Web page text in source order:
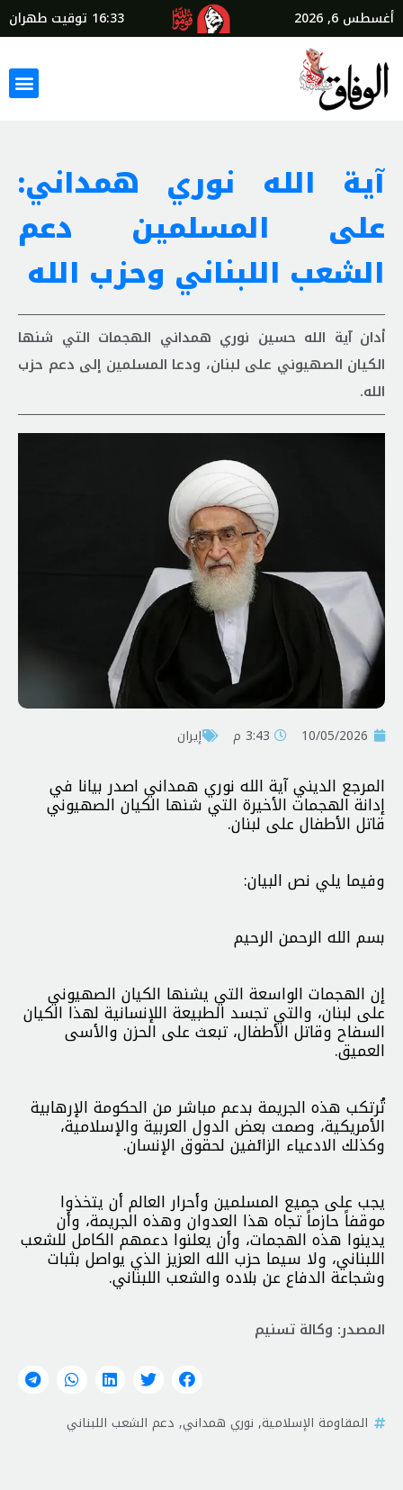
أغسطس 6, 2026 16:33 توقيت طهران
آية الله نوري همداني:
على المسلمين دعم
الشعب اللبناني وحزب الله
أدان آية الله حسين نوري همداني الهجمات التي شنها
الكيان الصهيوني على لبنان، ودعا المسلمين إلى دعم حزب
الله.
10/05/2026 3:43 م إيران
المرجع الديني آية الله نوري همداني اصدر بيانا في
إدانة الهجمات الأخيرة التي شنها الكيان الصهيوني
قاتل الأطفال على لبنان.
وفيما يلي نص البيان:
بسم الله الرحمن الرحيم
إن الهجمات الواسعة التي يشنها الكيان الصهيوني
على لبنان، والتي تجسد الطبيعة اللإنسانية لهذا الكيان
السفاح وقاتل الأطفال، تبعث على الحزن والأسى
العميق.
تُرتكب هذه الجريمة بدعم مباشر من الحكومة الإرهابية
الأمريكية، وصمت بعض الدول العربية والإسلامية،
وكذلك الادعياء الزائفين لحقوق الإنسان.
يجب على جميع المسلمين وأحرار العالم أن يتخذوا
موقفاً حازماً تجاه هذا العدوان وهذه الجريمة، وأن
يدينوا هذه الهجمات، وأن يعلنوا دعمهم الكامل للشعب
اللبناني، ولا سيما حزب الله العزيز الذي يواصل بثبات
وشجاعة الدفاع عن بلاده والشعب اللبناني.
المصدر: وكالة تسنيم
المقاومة الإسلامية, نوري همداني, دعم الشعب اللبناني